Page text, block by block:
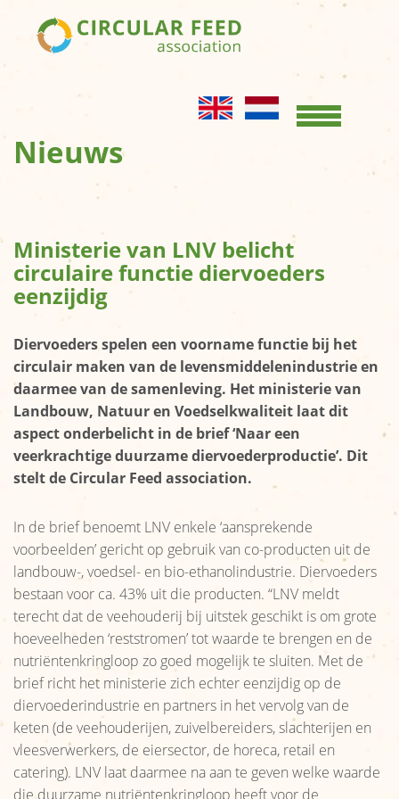
Home
KENNISBANK
Opslag en
OVER ONS
Leden
Organisatie
Reikwijdte
Nieuws
Nieuws
Links
Nieuws
Ministerie van LNV belicht
circulaire functie diervoeders
eenzijdig
Diervoeders spelen een voorname functie bij het
circulair maken van de levensmiddelenindustrie en
daarmee van de samenleving. Het ministerie van
Landbouw, Natuur en Voedselkwaliteit laat dit
aspect onderbelicht in de brief ‘Naar een
veerkrachtige duurzame diervoederproductie’. Dit
stelt de Circular Feed association.
In de brief benoemt LNV enkele ‘aansprekende
voorbeelden’ gericht op gebruik van co-producten uit de
landbouw-, voedsel- en bio-ethanolindustrie. Diervoeders
bestaan voor ca. 43% uit die producten. “LNV meldt
terecht dat de veehouderij bij uitstek geschikt is om grote
hoeveelheden ‘reststromen’ tot waarde te brengen en de
nutriëntenkringloop zo goed mogelijk te sluiten. Met de
brief richt het ministerie zich echter eenzijdig op de
diervoederindustrie en partners in het vervolg van de
keten (de veehouderijen, zuivelbereiders, slachterijen en
vleesverwerkers, de eiersector, de horeca, retail en
catering). LNV laat daarmee na aan te geven welke waarde
die duurzame nutriëntenkringloop heeft voor de